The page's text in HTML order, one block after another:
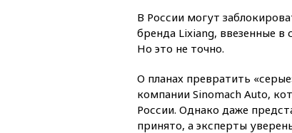
В России могут
бренда Lixiang, ввезенные
Но это не точно.
О планах превратить
компании Sinomach Auto,
России. Однако даже
принято, а эксперты